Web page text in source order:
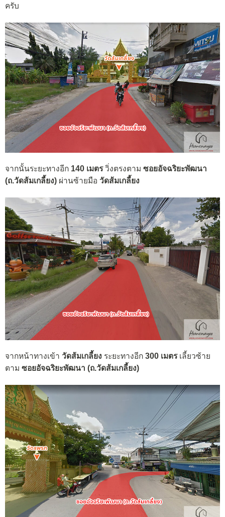
ครับ
จากนั้นระยะทางอีก 140 เมตรวิ่งตรงตาม ซอยอัจฉริยะพัฒนา
(ถ.วัดส้มเกลี้ยง) ผ่านซ้ายมือ วัดส้มเกลี้ยง
จากหน้าทางเข้า วัดส้มเกลี้ยง ระยะทางอีก 300 เมตรเลี้ยวซ้าย
ตาม ซอยอัจฉริยะพัฒนา (ถ.วัดส้มเกลี้ยง)